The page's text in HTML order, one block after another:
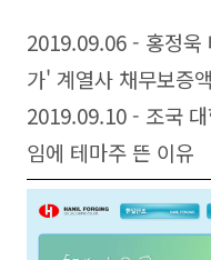
2019.09.06 - 홍정욱
가' 계열사 채무보증
2019.09.10 - 조국
임에 테마주 뜬 이유